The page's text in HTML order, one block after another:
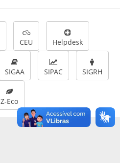
CEU Helpdesk
SIGAA SIPAC SIGRH
Z-Eco